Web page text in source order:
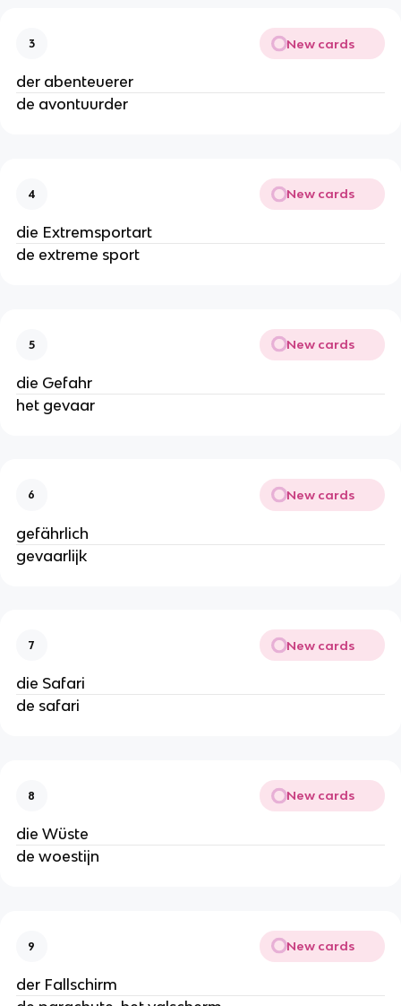
3 New cards
der abenteuerer
de avontuurder
4 New cards
die Extremsportart
de extreme sport
5 New cards
die Gefahr
het gevaar
6 New cards
gefährlich
gevaarlijk
7 New cards
die Safari
de safari
8 New cards
die Wüste
de woestijn
9 New cards
der Fallschirm